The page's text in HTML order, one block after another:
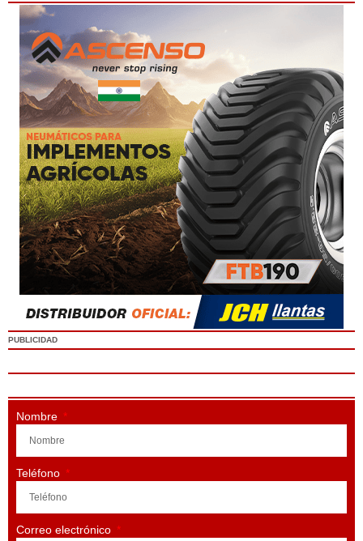
PUBLICIDAD
Nombre
Teléfono
Correo electrónico